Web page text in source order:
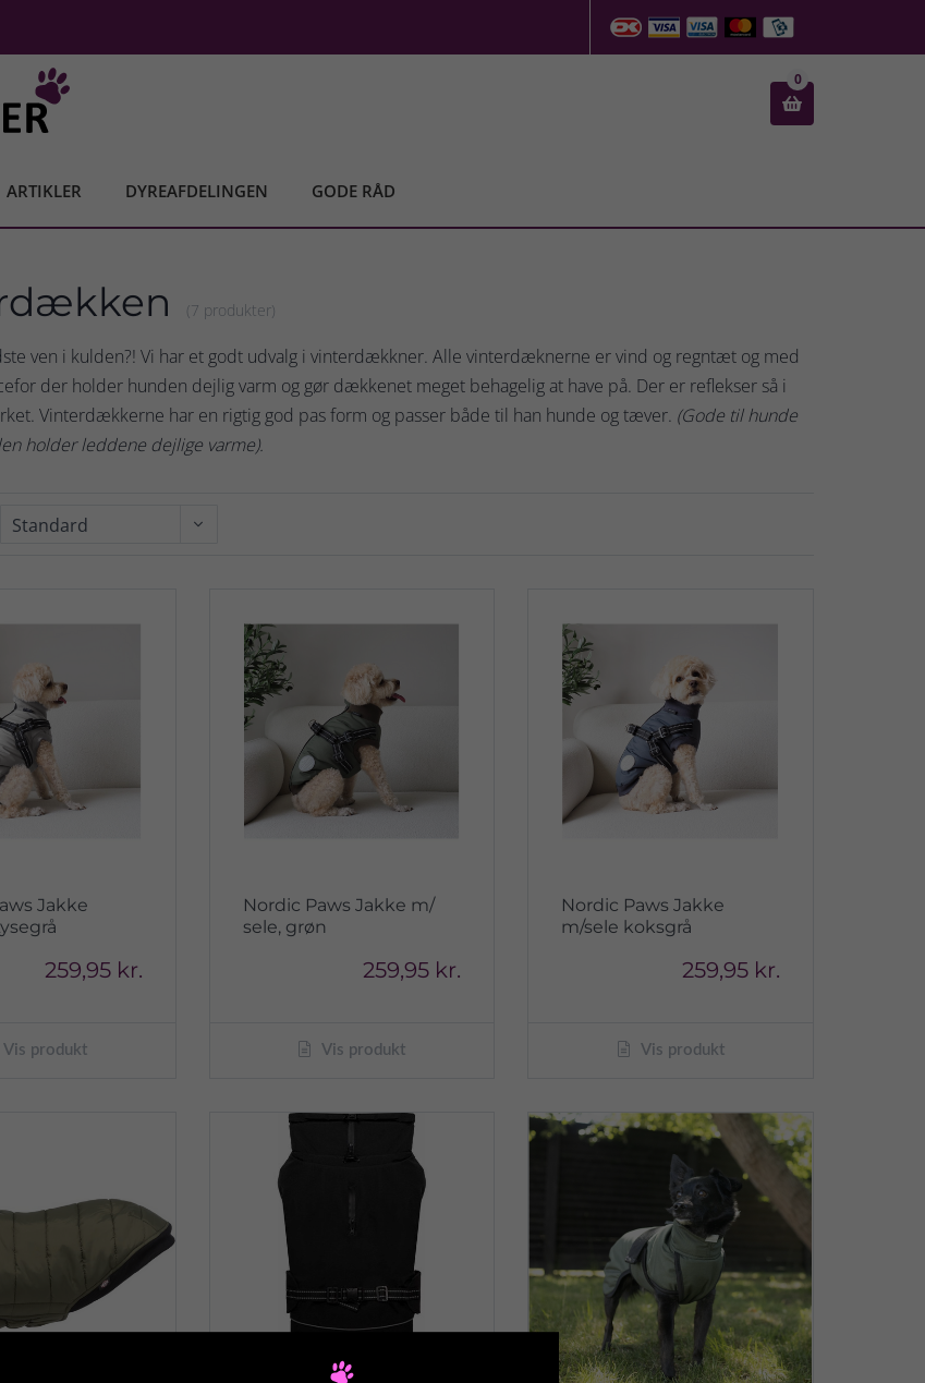

0
ARTIKLER DYREAFDELINGEN GODE RÅD
(7 produkter)
ven i kulden?! Vi har et godt udvalg i vinterdækkner. Alle vinterdæknerne er vind og regntæt og med
der holder hunden dejlig varm og gør dækkenet meget behagelig at have på. Der er reflekser så i
Vinterdækkerne har en rigtig god pas form og passer både til han hunde og tæver. (Gode til hunde
holder leddene dejlige varme).
Jakke
259,95 kr.
Vis produkt
Nordic Paws Jakke m/
sele, grøn
259,95 kr.
Vis produkt
Nordic Paws Jakke
m/sele koksgrå
259,95 kr.
Vis produkt